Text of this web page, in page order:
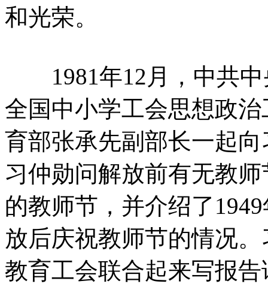
和光荣。
1981年12月，中共中
全国中小学工会思想政
育部张承先副部长一起
习仲勋问解放前有无教
的教师节，并介绍了
放后庆祝教师节的情况
教育工会联合起来写报